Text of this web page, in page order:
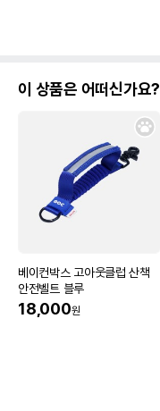
이 상품은 어떠신가요?
베이컨박스 고아웃클럽 산책
안전벨트 블루
18,000원